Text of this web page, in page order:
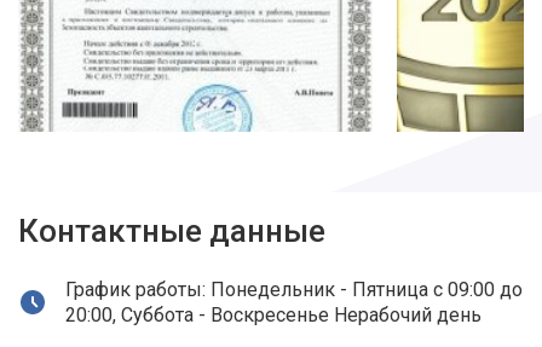
Контактные данные
График работы: Понедельник - Пятница с 09:00 до
20:00, Суббота - Воскресенье Нерабочий день